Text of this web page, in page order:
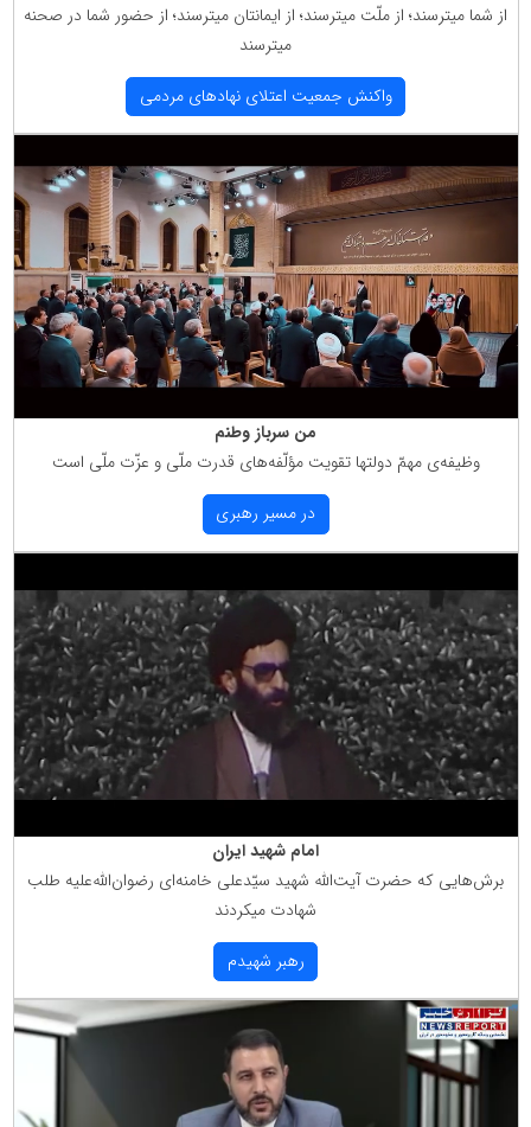
از شما میترسند؛ از ملّت میترسند؛ از ایمانتان میترسند؛ از حضور شما در صحنه
میترسند
واكنش جمعیت اعتلای نهادهای مردمی
من سرباز وطنم
وظیفه‌ی مهمّ دولتها تقویت مؤلّفه‌های قدرت ملّی و عزّت ملّی است
در مسیر رهبری
امام شهید ایران
برش‌هایی كه حضرت آیت‌الله شهید سیّدعلی خامنه‌ای رضوان‌الله‌علیه طلب
شهادت میكردند
رهبر شهیدم